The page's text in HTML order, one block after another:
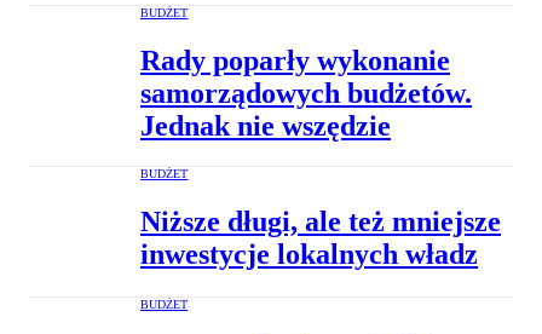
BUDŻET
Rady poparły wykonanie
samorządowych budżetów.
Jednak nie wszędzie
BUDŻET
Niższe długi, ale też mniejsze
inwestycje lokalnych władz
BUDŻET